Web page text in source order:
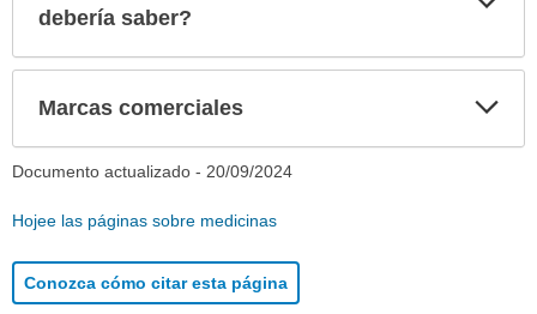
debería saber?
Marcas comerciales
Documento actualizado - 20/09/2024
Hojee las páginas sobre medicinas
Conozca cómo citar esta página